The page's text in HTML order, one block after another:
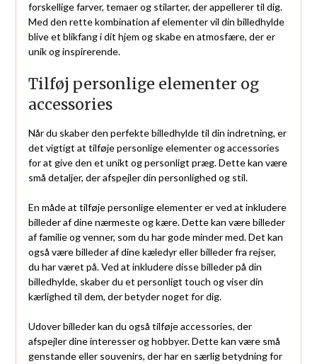
forskellige farver, temaer og stilarter, der appellerer til dig.
Med den rette kombination af elementer vil din billedhylde
blive et blikfang i dit hjem og skabe en atmosfære, der er
unik og inspirerende.
Tilføj personlige elementer og
accessories
Når du skaber den perfekte billedhylde til din indretning, er
det vigtigt at tilføje personlige elementer og accessories
for at give den et unikt og personligt præg. Dette kan være
små detaljer, der afspejler din personlighed og stil.
En måde at tilføje personlige elementer er ved at inkludere
billeder af dine nærmeste og kære. Dette kan være billeder
af familie og venner, som du har gode minder med. Det kan
også være billeder af dine kæledyr eller billeder fra rejser,
du har været på. Ved at inkludere disse billeder på din
billedhylde, skaber du et personligt touch og viser din
kærlighed til dem, der betyder noget for dig.
Udover billeder kan du også tilføje accessories, der
afspejler dine interesser og hobbyer. Dette kan være små
genstande eller souvenirs, der har en særlig betydning for